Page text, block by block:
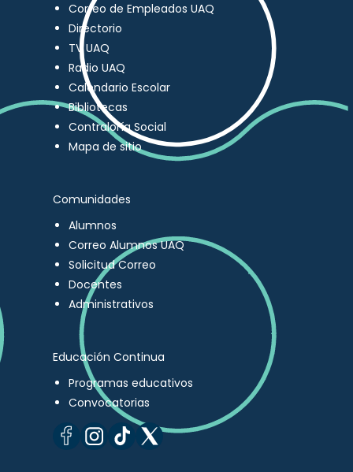
Correo de Empleados UAQ
Directorio
TV UAQ
Radio UAQ
Calendario Escolar
Bibliotecas
Contraloría Social
Mapa de sitio
Comunidades
Alumnos
Correo Alumnos UAQ
Solicitud Correo
Docentes
Administrativos
Educación Continua
Programas educativos
Convocatorias